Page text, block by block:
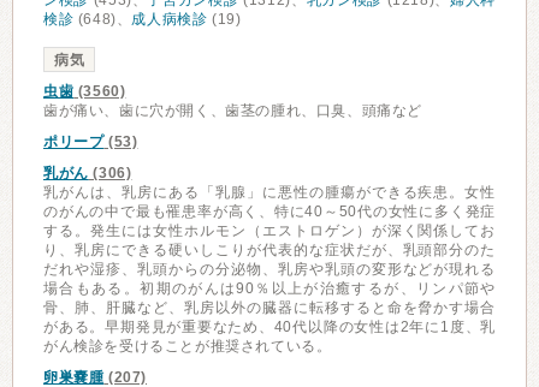
検診 (648)、 成人病検診 (19)
病気
虫歯 (3560)
歯が痛い、歯に穴が開く、歯茎の腫れ、口臭、頭痛など
ポリープ(53)
乳がん (306)
乳がんは、乳房にある「乳腺」に悪性の腫瘍ができる疾患。女性
のがんの中で最も罹患率が高く、特に40～50代の女性に多く発症
する。発生には女性ホルモン（エストロゲン）が深く関係してお
り、乳房にできる硬いしこりが代表的な症状だが、乳頭部分のた
だれや湿疹、乳頭からの分泌物、乳房や乳頭の変形などが現れる
場合もある。初期のがんは90％以上が治癒するが、リンパ節や
骨、肺、肝臓など、乳房以外の臓器に転移すると命を脅かす場合
がある。早期発見が重要なため、40代以降の女性は2年に1度、乳
がん検診を受けることが推奨されている。
卵巣嚢腫(207)